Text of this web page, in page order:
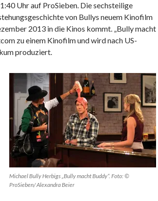
Uhr auf ProSieben. Die sechsteilige
von Bullys neuem Kinofilm
2013 in die Kinos kommt. „Bully macht
zu einem Kinofilm und wird nach US-
produziert.
Michael Bully Herbigs „Bully macht Buddy“. Foto: ©
ProSieben/ Alexandra Beier